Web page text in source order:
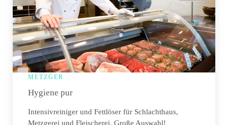
METZGER
Hygiene pur
Intensivreiniger und Fettlöser für Schlachthaus,
Metzgerei und Fleischerei. Große Auswahl!